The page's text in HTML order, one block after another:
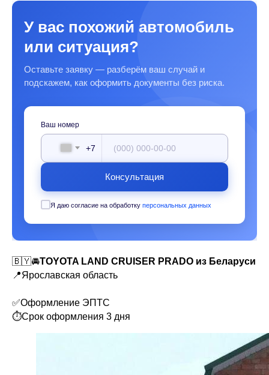
У вас похожий автомобиль
или ситуация?
Оставьте заявку — разберём ваш случай и
подскажем, как оформить документы без риска.
Ваш номер
+7
Консультация
Я даю согласие на обработку персональных данных
🇧🇾🚘TOYOTA LAND CRUISER PRADO из Беларуси
📍Ярославская область
✅Оформление ЭПТС
⏱Срок оформления 3 дня